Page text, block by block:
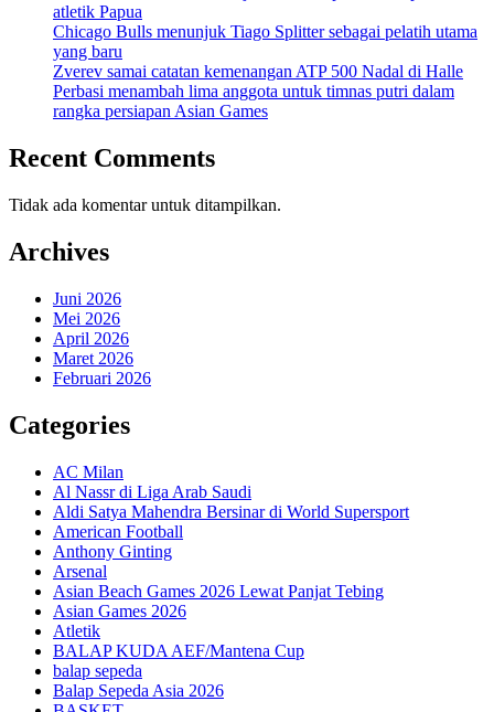
atletik Papua
Chicago Bulls menunjuk Tiago Splitter sebagai pelatih utama
yang baru
Zverev samai catatan kemenangan ATP 500 Nadal di Halle
Perbasi menambah lima anggota untuk timnas putri dalam
rangka persiapan Asian Games
Recent Comments
Tidak ada komentar untuk ditampilkan.
Archives
Juni 2026
Mei 2026
April 2026
Maret 2026
Februari 2026
Categories
AC Milan
Al Nassr di Liga Arab Saudi
Aldi Satya Mahendra Bersinar di World Supersport
American Football
Anthony Ginting
Arsenal
Asian Beach Games 2026 Lewat Panjat Tebing
Asian Games 2026
Atletik
BALAP KUDA AEF/Mantena Cup
balap sepeda
Balap Sepeda Asia 2026